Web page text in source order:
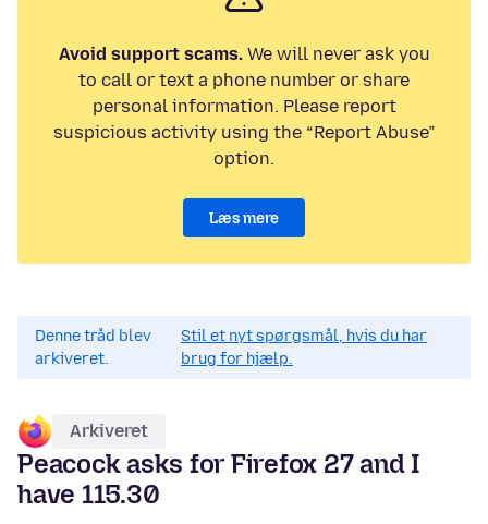
Avoid support scams.We will never ask you
to call or text a phone number or share
personal information. Please report
suspicious activity using the “Report Abuse”
option.
Læs mere
Denne tråd blev
arkiveret.
Stil et nyt spørgsmål, hvis du har
brug for hjælp.
Arkiveret
Peacock asks for Firefox 27 and I
have 115.30